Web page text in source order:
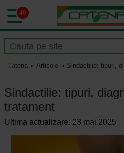
40
Catena Articole Sindactilie: tipuri,
Sindactilie: tipuri,
tratament
Ultima actualizare: 23 mai 2025